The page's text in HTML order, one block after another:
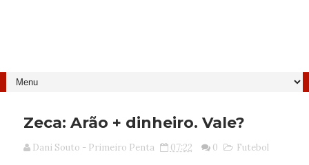
Zeca: Arão + dinheiro. Vale?
Dani Souto - Primeiro Penta 07:22 0 Futebol